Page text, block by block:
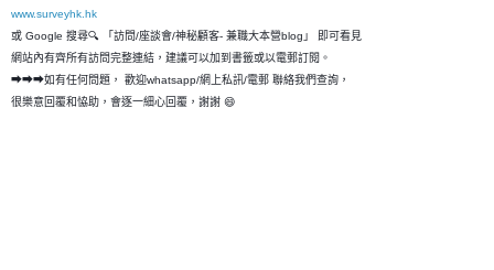
www.surveyhk.hk
或 Google 搜尋🔍 「訪問/座談會/神秘顧客- 兼職大本營blog」 即可看見
網站內有齊所有訪問完整連結，建議可以加到書籤或以電郵訂閱。
➡➡➡如有任何問題， 歡迎whatsapp/網上私訊/電郵 聯絡我們查詢，
很樂意回覆和恊助，會逐一細心回覆，謝謝 😄